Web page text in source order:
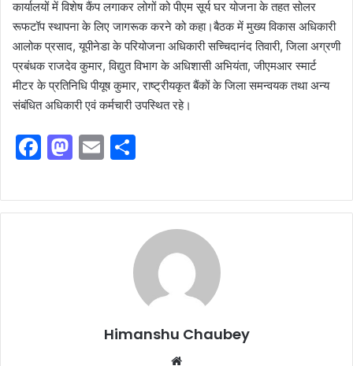
कार्यालयों में विशेष कैंप लगाकर लोगों को पीएम सूर्य घर योजना के तहत सोलर
रूफटॉप स्थापना के लिए जागरूक करने को कहा।बैठक में मुख्य विकास अधिकारी
आलोक प्रसाद, यूपीनेडा के परियोजना अधिकारी सच्चिदानंद तिवारी, जिला अग्रणी
प्रबंधक राजदेव कुमार, विद्युत विभाग के अधिशासी अभियंता, जीएमआर स्मार्ट
मीटर के प्रतिनिधि पीयूष कुमार, राष्ट्रीयकृत बैंकों के जिला समन्वयक तथा अन्य
संबंधित अधिकारी एवं कर्मचारी उपस्थित रहे।
F
c
e
M
st
o
E
ai
l
ar
e
Himanshu Chaubey